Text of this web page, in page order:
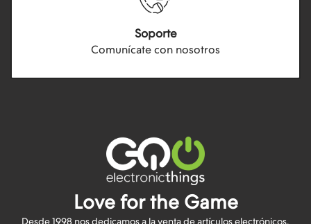
Soporte
Comunícate con nosotros
Love for the Game
Desde 1998 nos dedicamos a la venta de artículos electrónicos,